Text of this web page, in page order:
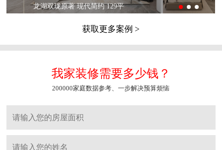
龙湖双珑原著 现代简约 129平
获取更多案例 >
我家装修需要多少钱？
200000家庭数据参考、一步解决预算烦恼